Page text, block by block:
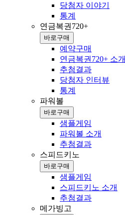
당첨자 이야기
통계
연금복권720+
바로구매
예약구매
연금복권720+ 소개
추첨결과
당첨자 인터뷰
통계
파워볼
바로구매
샘플게임
파워볼 소개
추첨결과
스피드키노
바로구매
샘플게임
스피드키노 소개
추첨결과
메가빙고